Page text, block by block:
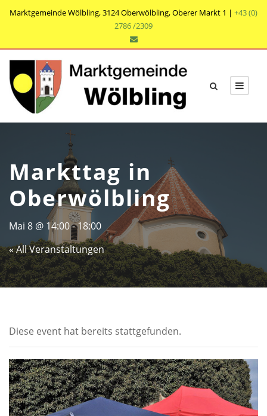
Marktgemeinde Wölbling, 3124 Oberwölbling, Oberer Markt 1 | +43 (0)
2786 /2309
Markttag in
Oberwölbling
Mai 8 @ 14:00-18:00
« All Veranstaltungen
Diese event hat bereits stattgefunden.